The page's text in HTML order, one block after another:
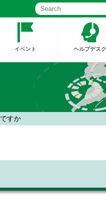
イベント ヘルプデスク
すか